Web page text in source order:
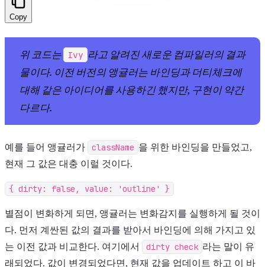
Copy
위 코드는 Ivy 라고 알려진 새로운 컴파일러의 결과
물이다. 이전 버전의 앵귤러는 바인딩과 더티체크에
대해 같은 아이디어를 사용하긴 했지만, 구현이 약간
다르다.
예를 들어 앵귤러가 className 을 위한 바인딩을 만들었고,
현재 그 값은 대충 이럴 것이다.
{ dirty: false, value: 'outline' }
별점이 변화하게 되면, 앵귤러는 변화감지를 실행하게 될 것이
다. 먼저 계싼된 값의 결과를 받아서 바인딩에 의해 가지고 있
는 이전 값과 비교한다. 여기에서
dirty check 라는 말이 유
래되었다. 값이 변경되었다면, 현재 값을 업데이트 하고 이 바